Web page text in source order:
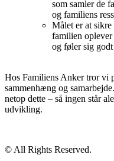
som samler de
og familiens
Målet er at
familien oplever
og føler sig
Hos Familiens Anker tror vi
sammenhæng og
netop dette – så ingen står
udvikling.
© All Rights Reserved.